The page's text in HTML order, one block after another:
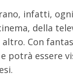
infatti,
della
Con
potrà essere